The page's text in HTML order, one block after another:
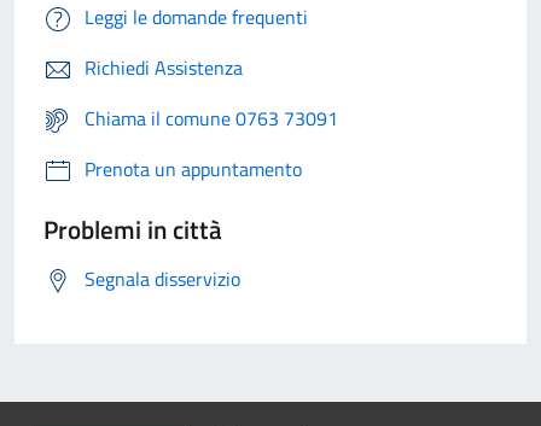
Leggi le domande frequenti
Richiedi Assistenza
Chiama il comune 0763 73091
Prenota un appuntamento
Problemi in città
Segnala disservizio